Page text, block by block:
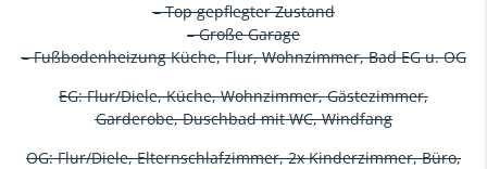
– Top gepflegter Zustand
– Große Garage
– Fußbodenheizung Küche, Flur, Wohnzimmer, Bad EG u. OG
EG: Flur/Diele, Küche, Wohnzimmer, Gästezimmer,
Garderobe, Duschbad mit WC, Windfang
OG: Flur/Diele, Elternschlafzimmer, 2x Kinderzimmer, Büro,